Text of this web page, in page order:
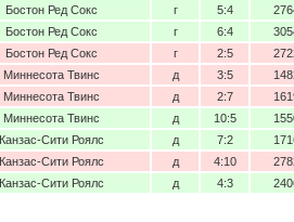
Бостон Ред Сокс г 5:4
Бостон Ред Сокс г 6:4
Бостон Ред Сокс г 2:5
Миннесота Твинс д 3:5
Миннесота Твинс д 2:7
Миннесота Твинс д 10:5
Канзас-Сити Роялс д 7:2
Канзас-Сити Роялс д 4:10
Канзас-Сити Роялс д 4:3